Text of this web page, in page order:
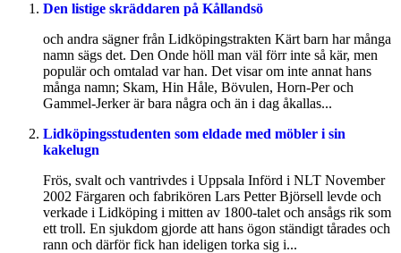
Den listige skräddaren på Kållandsö
och andra sägner från Lidköpingstrakten Kärt barn har många
namn sägs det. Den Onde höll man väl förr inte så kär, men
populär och omtalad var han. Det visar om inte annat hans
många namn; Skam, Hin Håle, Bövulen, Horn-Per och
Gammel-Jerker är bara några och än i dag åkallas...
Lidköpingsstudenten som eldade med möbler i sin
kakelugn
Frös, svalt och vantrivdes i Uppsala Införd i NLT November
2002 Färgaren och fabrikören Lars Petter Björsell levde och
verkade i Lidköping i mitten av 1800-talet och ansågs rik som
ett troll. En sjukdom gjorde att hans ögon ständigt tårades och
rann och därför fick han ideligen torka sig i...